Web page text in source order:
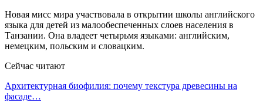
Новая мисс мира участвовала в открытии школы английского
языка для детей из малообеспеченных слоев населения в
Танзании. Она владеет четырьмя языками: английским,
немецким, польским и словацким.
Сейчас читают
Архитектурная биофилия: почему текстура древесины на
фасаде…